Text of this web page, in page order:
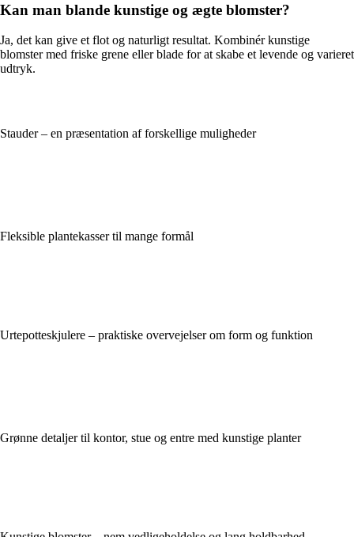
Kan man blande kunstige og ægte blomster?
Ja, det kan give et flot og naturligt resultat. Kombinér kunstige
blomster med friske grene eller blade for at skabe et levende og varieret
udtryk.
Stauder – en præsentation af forskellige muligheder
Fleksible plantekasser til mange formål
Urtepotteskjulere – praktiske overvejelser om form og funktion
Grønne detaljer til kontor, stue og entre med kunstige planter